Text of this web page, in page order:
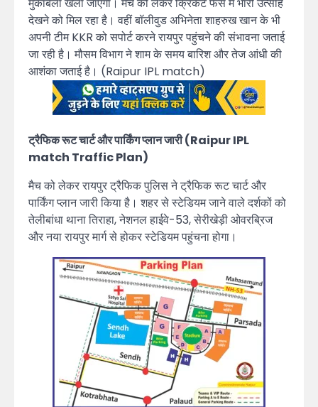
देखने को मिल रहा है। वहीं बॉलीवुड अभिनेता शाहरुख खान के भी
अपनी टीम KKR को सपोर्ट करने रायपुर पहुंचने की संभावना जताई
जा रही है। मौसम विभाग ने शाम के समय बारिश और तेज आंधी की
आशंका जताई है। (Raipur IPL match)
ट्रैफिक रूट चार्ट और पार्किंग प्लान जारी (Raipur IPL
match Traffic Plan)
मैच को लेकर रायपुर ट्रैफिक पुलिस ने ट्रैफिक रूट चार्ट और
पार्किंग प्लान जारी किया है। शहर से स्टेडियम जाने वाले दर्शकों को
तेलीबांधा थाना तिराहा, नेशनल हाईवे-53, सेरीखेड़ी ओवरब्रिज
और नया रायपुर मार्ग से होकर स्टेडियम पहुंचना होगा।